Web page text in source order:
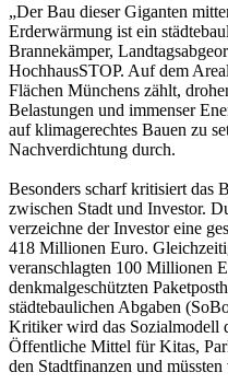
„Der Bau dieser Giganten
Erderwärmung ist ein
Brannekämper,
HochhausSTOP. Auf dem
Flächen Münchens zählt,
Belastungen und immenser
auf klimagerechtes Bauen zu
Nachverdichtung durch.
Besonders scharf kritisiert das
zwischen Stadt und Investor.
verzeichne der Investor eine
418 Millionen Euro.
veranschlagten 100 Millionen
denkmalgeschützten
städtebaulichen Abgaben
Kritiker wird das Sozialmodell
Öffentliche Mittel für Kitas,
den Stadtfinanzen und